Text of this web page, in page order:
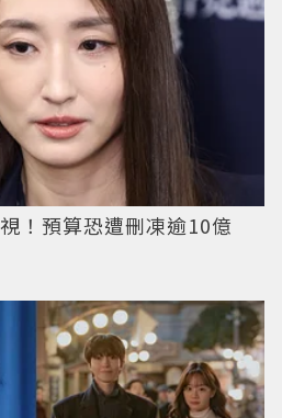
！預算恐遭刪凍逾10億